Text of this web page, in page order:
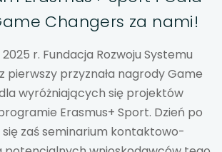
uwaga, link otwiera się w nowej karcie
uwaga, link otwiera się w nowej karcie
uwaga, link otwiera się w nowej karcie
uwaga, link otwiera się w nowej karcie
Changers za nami!
r. Fundacja Rozwoju Systemu
pierwszy przyznała nagrody Game
wyróżniających się projektów
Erasmus+ Sport. Dzień po
się zaś seminarium kontaktowo-